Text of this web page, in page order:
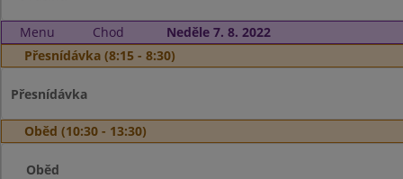
Menu Chod
Neděle 7. 8. 2022
Přesnídávka (8:15 - 8:30)
Přesnídávka
Oběd (10:30 - 13:30)
Oběd